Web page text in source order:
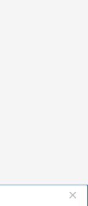
образовательное